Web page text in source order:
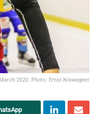
2020. Photo: Ernst Krawagner